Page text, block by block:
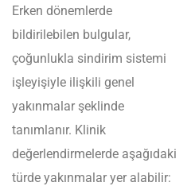
Erken dönemlerde
bildirilebilen bulgular,
çoğunlukla sindirim sistemi
işleyişiyle ilişkili genel
yakınmalar şeklinde
tanımlanır. Klinik
değerlendirmelerde aşağıdaki
türde yakınmalar yer alabilir: